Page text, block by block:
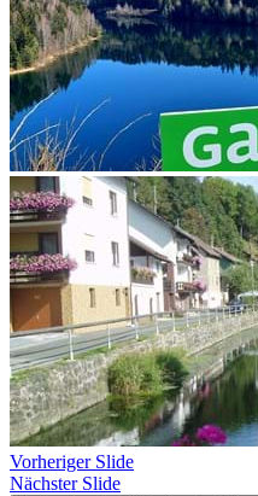
Vorheriger Slide
Nächster Slide